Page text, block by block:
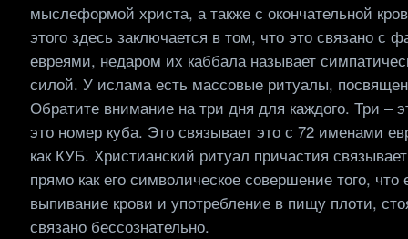
мыслеформой христа, а также с окончательной
этого здесь заключается в том, что это связано
евреями, недаром их каббала называет
силой. У ислама есть массовые ритуалы,
Обратите внимание на три дня для каждого. Три –
это номер куба. Это связывает это с 72 именами
как КУБ. Христианский ритуал причастия
прямо как его символическое совершение того,
выпивание крови и употребление в пищу плоти,
связано бессознательно.